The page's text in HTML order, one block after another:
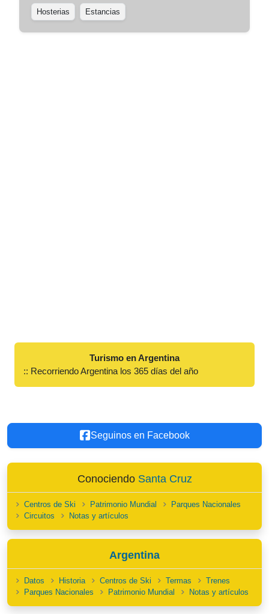
Hosterias Estancias
Turismo en Argentina
:: Recorriendo Argentina los 365 días del año
Seguinos en Facebook
Conociendo Santa Cruz
Centros de Ski Patrimonio Mundial
Parques Nacionales
Circuitos
Notas y artículos
Argentina
Datos Historia Centros de Ski Termas
Trenes
Parques Nacionales
Patrimonio Mundial Notas y artículos